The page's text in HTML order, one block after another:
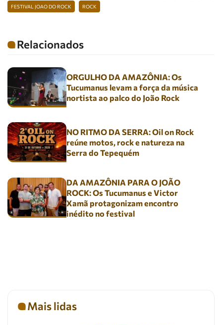
FESTIVAL JOAO DO ROCK ROCK
Relacionados
ORGULHO DA AMAZÔNIA: Os
Tucumanus levam a força da música
nortista ao palco do João Rock
NO RITMO DA SERRA: Oil on Rock
reúne motos, rock e natureza na
Serra do Tepequém
DA AMAZÔNIA PARA O JOÃO
ROCK: Os Tucumanus e Victor
Xamã protagonizam encontro
inédito no festival
Mais lidas